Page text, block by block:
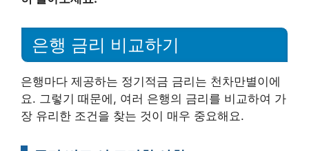
은행 금리 비교하기
은행마다 제공하는 정기적금 금리는 천차만별이에
요. 그렇기 때문에, 여러 은행의 금리를 비교하여 가
장 유리한 조건을 찾는 것이 매우 중요해요.